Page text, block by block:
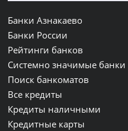
Банки Азнакаево
Банки России
Рейтинги банков
Системно значимые банки
Поиск банкоматов
Все кредиты
Кредиты наличными
Кредитные карты